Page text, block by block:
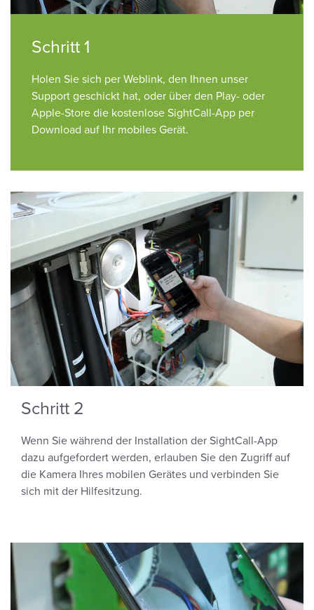
Schritt 1
Holen Sie sich per Weblink, den Ihnen unser
Support geschickt hat, oder über den Play- oder
Apple-Store die kostenlose SightCall-App per
Download auf Ihr mobiles Gerät.
Schritt 2
Wenn Sie während der Installation der SightCall-App
dazu aufgefordert werden, erlauben Sie den Zugriff auf
die Kamera Ihres mobilen Gerätes und verbinden Sie
sich mit der Hilfesitzung.